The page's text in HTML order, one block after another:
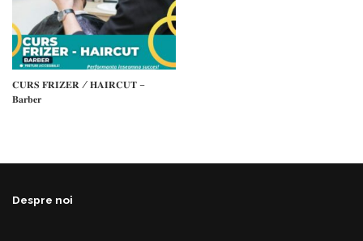
𝐂𝐔𝐑𝐒 𝐅𝐑𝐈𝐙𝐄𝐑 / 𝐇𝐀𝐈𝐑𝐂𝐔𝐓 –
𝐁𝐚𝐫𝐛𝐞𝐫
Despre noi